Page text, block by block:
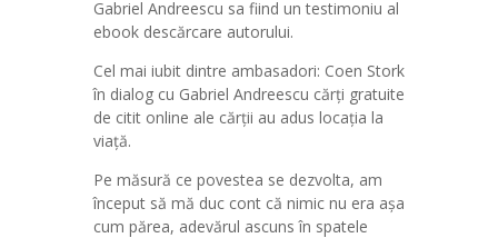
Gabriel Andreescu sa fiind un testimoniu al
ebook descărcare autorului.
Cel mai iubit dintre ambasadori: Coen Stork
în dialog cu Gabriel Andreescu cărți gratuite
de citit online ale cărții au adus locația la
viață.
Pe măsură ce povestea se dezvolta, am
început să mă duc cont că nimic nu era așa
cum părea, adevărul ascuns în spatele